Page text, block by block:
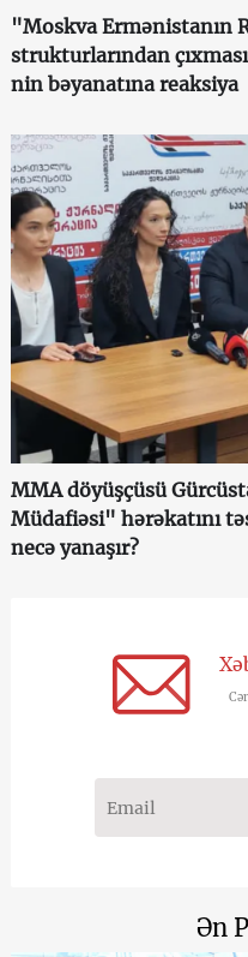
"Moskva Ermənistanın
strukturlarından
nin bəyanatına reaksiya
MMA döyüşçüsü
Müdafiəsi" hərəkatını
necə yanaşır?
Ən